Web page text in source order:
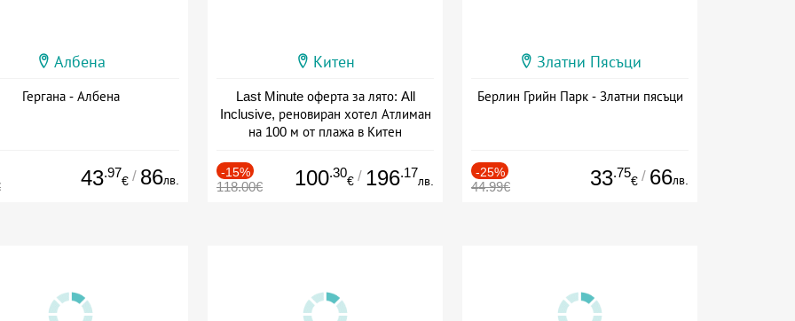
Албена
Гергана - Албена
43.97
€ / 86лв.
Китен
Last Minute оферта за лято: All
Inclusive, реновиран хотел Атлиман
на 100 м от плажа в Китен
-15%
118.00€ 100.30
€ / 196.17
лв.
Златни Пясъци
Берлин Грийн Парк - Златни пясъци
-25%
44.99€ 33.75
€ / 66лв.